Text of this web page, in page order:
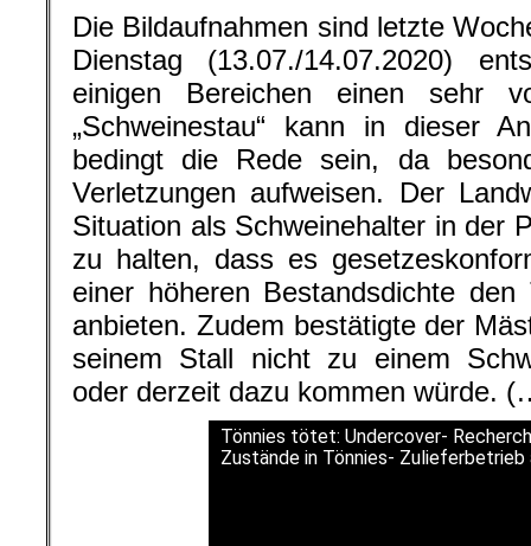
Die Bildaufnahmen sind letzte
Dienstag (13.07./14.07.2020)
einigen Bereichen einen sehr
„Schweinestau“ kann in dieser
bedingt die Rede sein, da
Verletzungen aufweisen. Der
Situation als Schweinehalter in der
zu halten, dass es
einer höheren Bestandsdichte
anbieten. Zudem bestätigte der
seinem Stall nicht zu einem
oder derzeit dazu kommen würde.
Tönnies tötet: Undercover-
Zustände in Tönnies- Zulieferbetrieb